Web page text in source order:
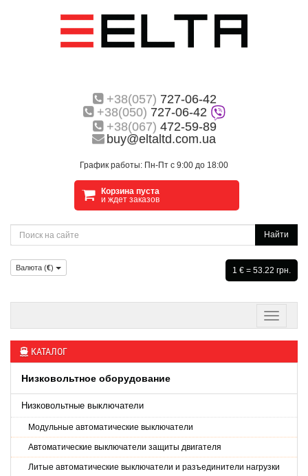
+38(057) 727-06-42
+38(050) 727-06-42
+38(067) 472-59-89
buy@eltaltd.com.ua
График работы: Пн-Пт с 9:00 до 18:00
Корзина пуста
и ждет заказов
Найти
Валюта (€) 1 € = 53.22 грн.
КАТАЛОГ
Низковольтное оборудование
Низковольтные выключатели
Модульные автоматические выключатели
Автоматические выключатели защиты двигателя
Литые автоматические выключатели и разъединители нагрузки